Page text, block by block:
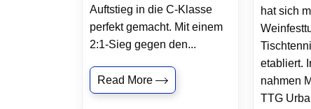
Auftstieg in die C-Klasse
perfekt gemacht. Mit einem
2:1-Sieg gegen den...
Read More
hat sich
etabliert.
nahmen
TTG